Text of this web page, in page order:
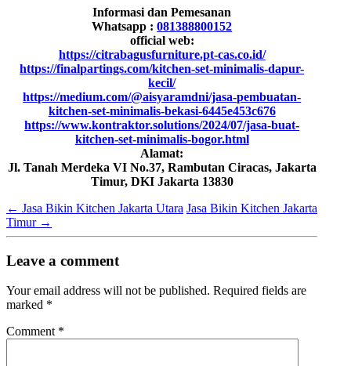
Informasi dan Pemesanan
Whatsapp :081388800152
official web:
https://citrabagusfurniture.pt-cas.co.id/
https://finalpartings.com/kitchen-set-minimalis-dapur-
kecil/
https://medium.com/@aisyaramdni/jasa-pembuatan-
kitchen-set-minimalis-bekasi-6445e453c676
https://www.kontraktor.solutions/2024/07/jasa-buat-
kitchen-set-minimalis-bogor.html
Alamat:
Jl. Tanah Merdeka VI No.37, Rambutan Ciracas, Jakarta
Timur, DKI Jakarta 13830
← Jasa Bikin Kitchen Jakarta Utara Jasa Bikin Kitchen Jakarta
Timur →
Leave a comment
Your email address will not be published. Required fields are
marked *
Comment *